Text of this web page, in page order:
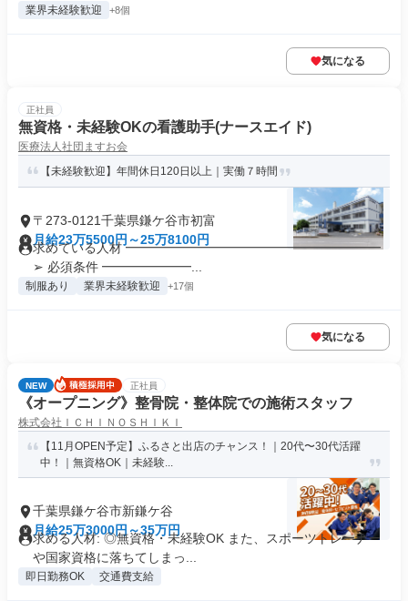
業界未経験歓迎 +8個
気になる
正社員
無資格・未経験OKの看護助手(ナースエイド)
医療法人社団ますお会
【未経験歓迎】年間休日120日以上｜実働７時間
〒273-0121千葉県鎌ケ谷市初富
月給23万5500円～25万8100円
求めている人材 ━━━━━━━━━━━━━━━━━━━━
➢ 必須条件 ━━━━━━━...
制服あり 業界未経験歓迎 +17個
気になる
NEW 正社員
《オープニング》整骨院・整体院での施術スタッフ
株式会社ＩＣＨＩＮＯＳＨＩＫＩ
【11月OPEN予定】ふるさと出店のチャンス！｜20代〜30代活躍
中！｜無資格OK｜未経験...
千葉県鎌ケ谷市新鎌ケ谷
月給25万3000円～35万円
求める人材: ◎無資格・未経験OK また、スポーツトレーナー
や国家資格に落ちてしまっ...
即日勤務OK 交通費支給